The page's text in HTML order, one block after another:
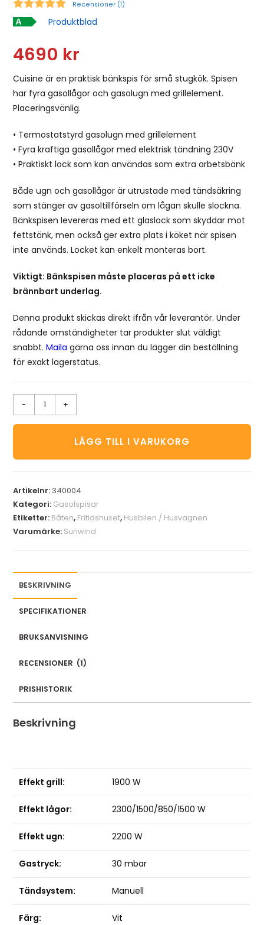
Recensioner (1)
Produktblad
4690 kr
Cuisine är en praktisk bänkspis för små stugkök. Spisen
har fyra gasollågor och gasolugn med grillelement.
Placeringsvänlig.
• Termostatstyrd gasolugn med grillelement
• Fyra kraftiga gasollågor med elektrisk tändning 230V
• Praktiskt lock som kan användas som extra arbetsbänk
Både ugn och gasollågor är utrustade med tändsäkring
som stänger av gasoltillförseln om lågan skulle slockna.
Bänkspisen levereras med ett glaslock som skyddar mot
fettstänk, men också ger extra plats i köket när spisen
inte används. Locket kan enkelt monteras bort.
Viktigt: Bänkspisen måste placeras på ett icke
brännbart underlag.
Denna produkt skickas direkt ifrån vår leverantör. Under
rådande omständigheter tar produkter slut väldigt
snabbt.Maila gärna oss innan du lägger din beställning
för exakt lagerstatus.
- +
LÄGG TILL I VARUKORG
Artikelnr: 340004
Kategori: Gasolspisar
Etiketter: Båten, Fritidshuset, Husbilen / Husvagnen
Varumärke: Sunwind
BESKRIVNING
SPECIFIKATIONER
BRUKSANVISNING
RECENSIONER (1)
PRISHISTORIK
Beskrivning
Effekt grill: 1900 W
Effekt lågor: 2300/1500/850/1500 W
Effekt ugn: 2200 W
Gastryck: 30 mbar
Tändsystem: Manuell
Färg: Vit